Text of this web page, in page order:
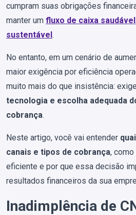
cumpram suas obrigações
manter um fluxo de caixa
sustentável.
No entanto, em um cenário de
maior exigência por eficiência
muito mais do que insistência: exige
tecnologia e escolha adequada
cobrança.
Neste artigo, você vai entender
canais e tipos de cobrança,
eficiente e por que essa decisão
resultados financeiros da sua
Inadimplência de